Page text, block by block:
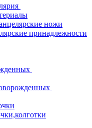
ножи
принадлежности